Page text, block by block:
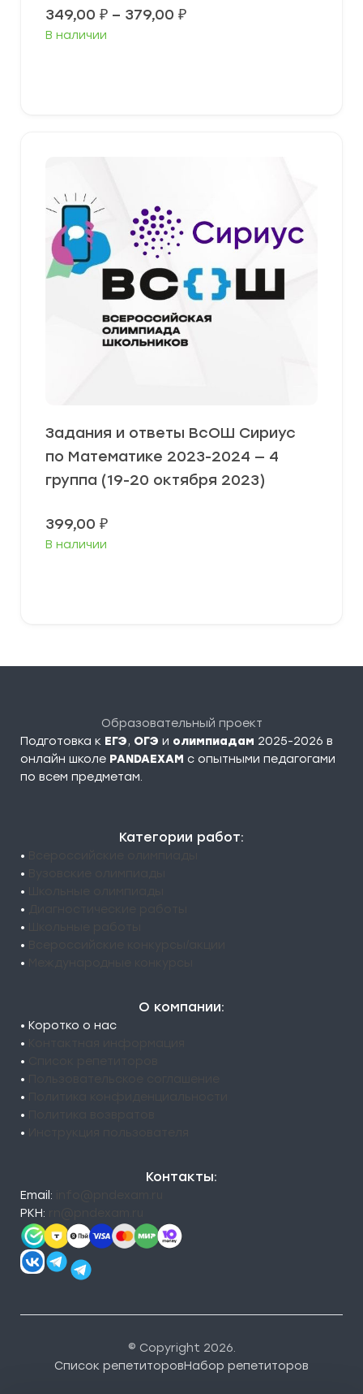
349,00 ₽ – 379,00 ₽Диапазон
В наличии
Задания и ответы ВсОШ Сириус
по Математике 2023-2024 — 4
группа (19-20 октября 2023)
399,00 ₽
В наличии
Образовательный проект
Подготовка к ЕГЭ, ОГЭ и олимпиадам 2025-2026 в
онлайн школе PANDAEXAM c опытными педагогами
по всем предметам.
Категории работ:
•
•
•
•
•
•
•
О компании:
• Коротко о нас
•
•
•
•
•
•
Контакты:
Email:
РКН:
© Copyright 2026.
Список репетиторовНабор репетиторов